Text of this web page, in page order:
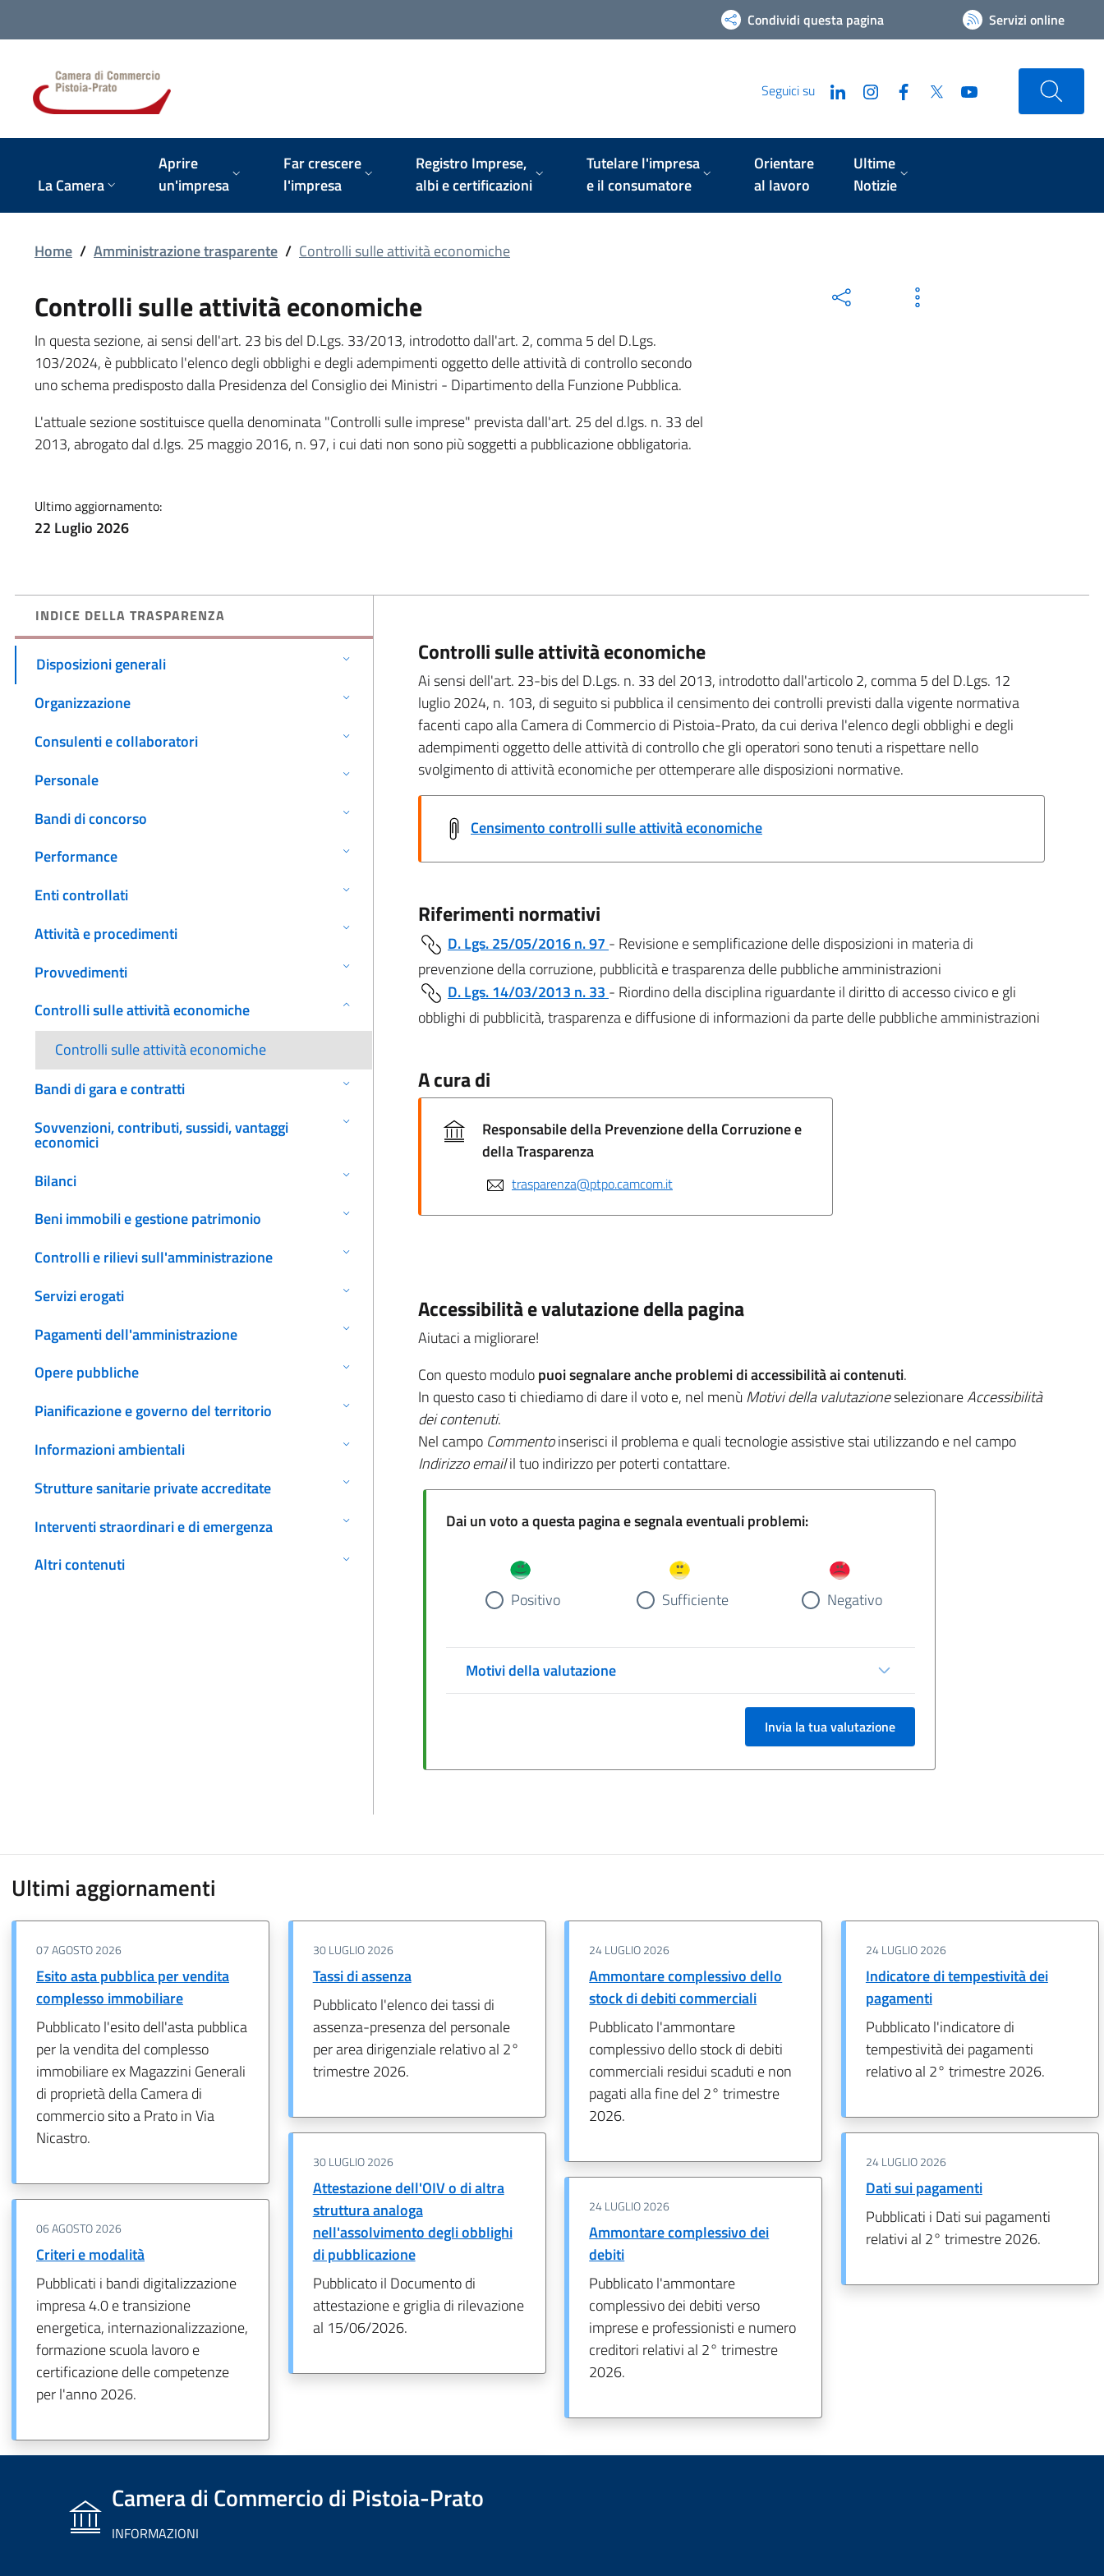
Condividi questa pagina Servizi online
Seguici su
La Camera
Aprire
un'impresa
Far crescere
l'impresa
Registro Imprese,
albi e certificazioni
Tutelare l'impresa
e il consumatore
Orientare
al lavoro
Ultime
Notizie
Home / Amministrazione trasparente / Controlli sulle attività economiche
Controlli sulle attività economiche
In questa sezione, ai sensi dell'art. 23 bis del D.Lgs. 33/2013, introdotto dall'art. 2, comma 5 del D.Lgs.
103/2024, è pubblicato l'elenco degli obblighi e degli adempimenti oggetto delle attività di controllo secondo
uno schema predisposto dalla Presidenza del Consiglio dei Ministri - Dipartimento della Funzione Pubblica.
L'attuale sezione sostituisce quella denominata "Controlli sulle imprese" prevista dall'art. 25 del d.lgs. n. 33 del
2013, abrogato dal d.lgs. 25 maggio 2016, n. 97, i cui dati non sono più soggetti a pubblicazione obbligatoria.
Ultimo aggiornamento:
22 Luglio 2026
INDICE DELLA TRASPARENZA
Disposizioni generali
Organizzazione
Consulenti e collaboratori
Personale
Bandi di concorso
Performance
Enti controllati
Attività e procedimenti
Provvedimenti
Controlli sulle attività economiche
Controlli sulle attività economiche
Bandi di gara e contratti
Sovvenzioni, contributi, sussidi, vantaggi
economici
Bilanci
Beni immobili e gestione patrimonio
Controlli e rilievi sull'amministrazione
Servizi erogati
Pagamenti dell'amministrazione
Opere pubbliche
Pianificazione e governo del territorio
Informazioni ambientali
Strutture sanitarie private accreditate
Interventi straordinari e di emergenza
Altri contenuti
Controlli sulle attività economiche
Ai sensi dell'art. 23-bis del D.Lgs. n. 33 del 2013, introdotto dall'articolo 2, comma 5 del D.Lgs. 12
luglio 2024, n. 103, di seguito si pubblica il censimento dei controlli previsti dalla vigente normativa
facenti capo alla Camera di Commercio di Pistoia-Prato, da cui deriva l'elenco degli obblighi e degli
adempimenti oggetto delle attività di controllo che gli operatori sono tenuti a rispettare nello
svolgimento di attività economiche per ottemperare alle disposizioni normative.
Censimento controlli sulle attività economiche
Riferimenti normativi
D. Lgs. 25/05/2016 n. 97 - Revisione e semplificazione delle disposizioni in materia di
prevenzione della corruzione, pubblicità e trasparenza delle pubbliche amministrazioni
D. Lgs. 14/03/2013 n. 33 - Riordino della disciplina riguardante il diritto di accesso civico e gli
obblighi di pubblicità, trasparenza e diffusione di informazioni da parte delle pubbliche amministrazioni
A cura di
Responsabile della Prevenzione della Corruzione e
della Trasparenza
trasparenza@ptpo.camcom.it
Accessibilità e valutazione della pagina
Aiutaci a migliorare!
Con questo modulopuoi segnalare anche problemi di accessibilità ai contenuti.
In questo caso ti chiediamo di dare il voto e, nel menù Motivi della valutazioneselezionareAccessibilità
dei contenuti.
Nel campo Commentoinserisci il problema e quali tecnologie assistive stai utilizzando e nel campo
Indirizzo emailil tuo indirizzo per poterti contattare.
Dai un voto a questa pagina e segnala eventuali problemi:
Positivo Sufficiente Negativo
Motivi della valutazione
Invia la tua valutazione
Ultimi aggiornamenti
07 AGOSTO 2026
Esito asta pubblica per vendita
complesso immobiliare
Pubblicato l'esito dell'asta pubblica
per la vendita del complesso
immobiliare ex Magazzini Generali
di proprietà della Camera di
commercio sito a Prato in Via
Nicastro.
06 AGOSTO 2026
Criteri e modalità
Pubblicati i bandi digitalizzazione
impresa 4.0 e transizione
energetica, internazionalizzazione,
formazione scuola lavoro e
certificazione delle competenze
per l'anno 2026.
30 LUGLIO 2026
Tassi di assenza
Pubblicato l'elenco dei tassi di
assenza-presenza del personale
per area dirigenziale relativo al 2°
trimestre 2026.
30 LUGLIO 2026
Attestazione dell'OIV o di altra
struttura analoga
nell'assolvimento degli obblighi
di pubblicazione
Pubblicato il Documento di
attestazione e griglia di rilevazione
al 15/06/2026.
24 LUGLIO 2026
Ammontare complessivo dello
stock di debiti commerciali
Pubblicato l'ammontare
complessivo dello stock di debiti
commerciali residui scaduti e non
pagati alla fine del 2° trimestre
2026.
24 LUGLIO 2026
Ammontare complessivo dei
debiti
Pubblicato l'ammontare
complessivo dei debiti verso
imprese e professionisti e numero
creditori relativi al 2° trimestre
2026.
24 LUGLIO 2026
Indicatore di tempestività dei
pagamenti
Pubblicato l'indicatore di
tempestività dei pagamenti
relativo al 2° trimestre 2026.
24 LUGLIO 2026
Dati sui pagamenti
Pubblicati i Dati sui pagamenti
relativi al 2° trimestre 2026.
Camera di Commercio di Pistoia-Prato
INFORMAZIONI